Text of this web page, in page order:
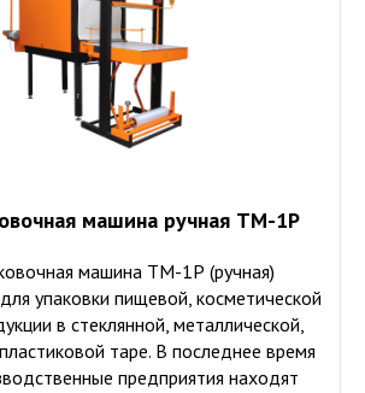
машина ручная ТМ-1Р
машина ТМ-1Р (ручная)
упаковки пищевой, косметической
в стеклянной, металлической,
таре. В последнее время
предприятия находят